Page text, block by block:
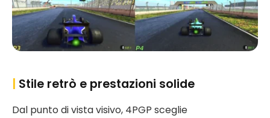
Stile retrò e prestazioni solide
Dal punto di vista visivo, 4PGP sceglie